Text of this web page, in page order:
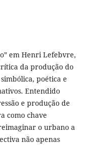
em Henri Lefebvre,
da produção do
poética e
Entendido
e produção de
como chave
o urbano a
não apenas